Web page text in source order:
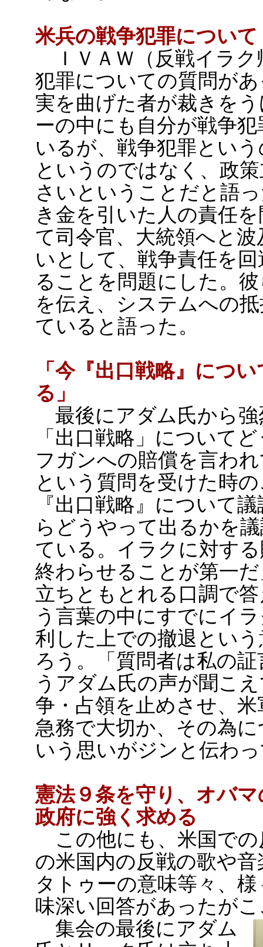
米兵の戦争犯罪について
ＩＶＡＷ（反戦イラク
犯罪についての質問が
実を曲げた者が裁きを
ーの中にも自分が戦争
いるが、戦争犯罪とい
というのではなく、政
さいということだと語
き金を引いた人の責任
て司令官、大統領へと
いとして、戦争責任を
ることを問題にした。
を伝え、システムへの
ていると語った。
「今『出口戦略』につ
る」
最後にアダム氏から強
「出口戦略」について
フガンへの賠償を言わ
という質問を受けた時
『出口戦略』について
らどうやって出るかを
ている。イラクに対す
終わらせることが第一
立ちともとれる口調で
う言葉の中にすでにイ
利した上での撤退とい
ろう。「質問者は私の
うアダム氏の声が聞こ
争・占領を止めさせ、
急務で大切か、その為
いう思いがジンと伝わ
憲法９条を守り、オバ
政府に強く求める
この他にも、米国での
の米国内の反戦の歌や
タトゥーの意味等々、
味深い回答があったが
集会の最後にアダム